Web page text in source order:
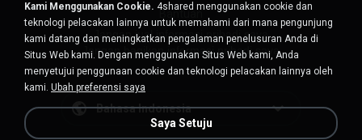
Bantuan
Jangan jual informasi pribadi saya
Jangan bagikan informasi pribadi saya
Bahasa Indonesia
Kami Menggunakan Cookie. 4shared menggunakan cookie dan
teknologi pelacakan lainnya untuk memahami dari mana pengunjung
kami datang dan meningkatkan pengalaman penelusuran Anda di
Situs Web kami. Dengan menggunakan Situs Web kami, Anda
menyetujui penggunaan cookie dan teknologi pelacakan lainnya oleh
kami. Ubah preferensi saya
Saya Setuju